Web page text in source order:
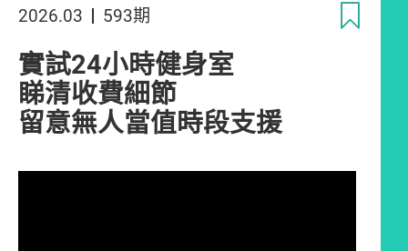
2026.03 593期
實試24小時健身室
睇清收費細節
留意無人當值時段支援